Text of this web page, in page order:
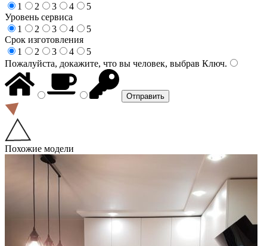
1
2 3 4
5
Уровень сервиса
1
2 3 4
5
Срок изготовления
1
2 3 4
5
Пожалуйста, докажите, что вы человек, выбрав Ключ.
Похожие модели